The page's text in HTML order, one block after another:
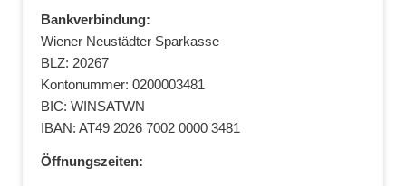
Bankverbindung:
Wiener Neustädter Sparkasse
BLZ: 20267
Kontonummer: 0200003481
BIC: WINSATWN
IBAN: AT49 2026 7002 0000 3481
Öffnungszeiten: